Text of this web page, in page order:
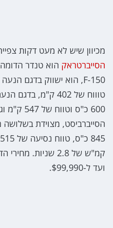
מכיוון שיש לא מעט דקות
הסייברטראק הוא טנדר הדומה
טוווח של 402
600 כ"ס
הסייברביסט, מצוידת
ועד ל-$99,990.